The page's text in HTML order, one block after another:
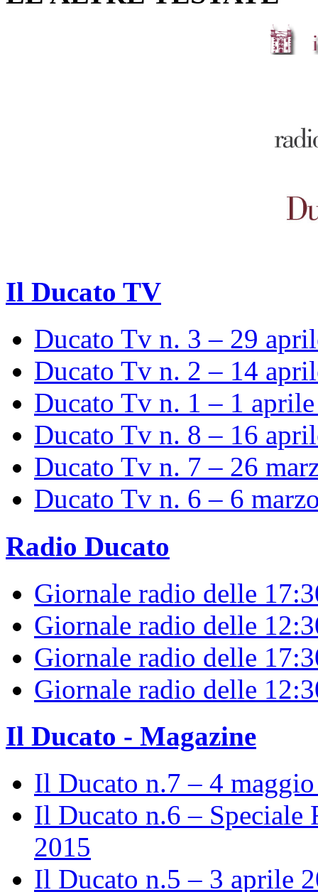
Il Ducato TV
Ducato Tv n. 3 – 29
Ducato Tv n. 2 – 14
Ducato Tv n. 1 – 1
Ducato Tv n. 8 – 16
Ducato Tv n. 7 – 26
Ducato Tv n. 6 – 6
Radio Ducato
Giornale radio delle
Giornale radio delle
Giornale radio delle
Giornale radio delle
Il Ducato - Magazine
Il Ducato n.7 – 4
Il Ducato n.6 – Speciale
2015
Il Ducato n.5 – 3 aprile